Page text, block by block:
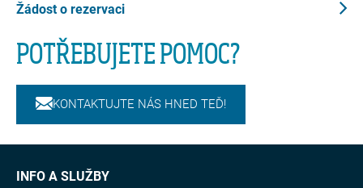
Žádost o rezervaci
POTŘEBUJETE POMOC?
KONTAKTUJTE NÁS HNED TEĎ!
INFO A SLUŽBY